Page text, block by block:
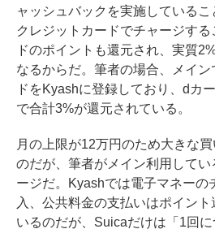
ャッシュバックを実施している
クレジットカードでチャージす
ドのポイントも還元され、実質
なるからだ。筆者の場合、メイ
ドをKyashに登録しており、dカ
で合計3%が還元されている。
月の上限が12万円のため大きな
のだが、筆者がメイン利用して
ージだ。Kyashでは電子マネーの
入、公共料金の支払いはポイン
いるのだが、Suicaだけは「1回